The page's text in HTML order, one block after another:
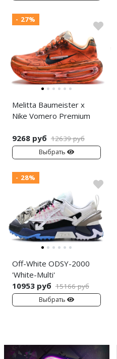
- 27%
Melitta Baumeister x
Nike Vomero Premium
9268 руб 12639 руб
Выбрать
- 28%
Off-White ODSY-2000
'White-Multi'
10953 руб 15166 руб
Выбрать